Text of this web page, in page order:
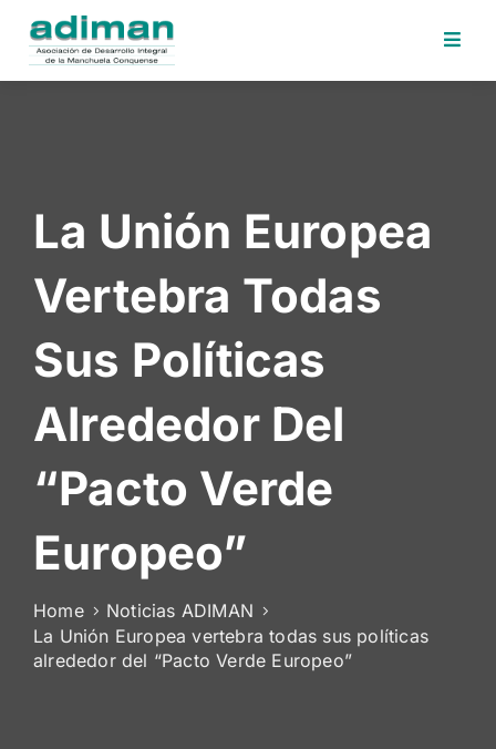
Desafios
Electrónica
Contratante
Noticias
Contacto
Area
Socios
La Unión Europea
Vertebra Todas
Sus Políticas
Alrededor Del
“Pacto Verde
Europeo”
Home
Noticias ADIMAN
La Unión Europea vertebra todas sus políticas
alrededor del “Pacto Verde Europeo”